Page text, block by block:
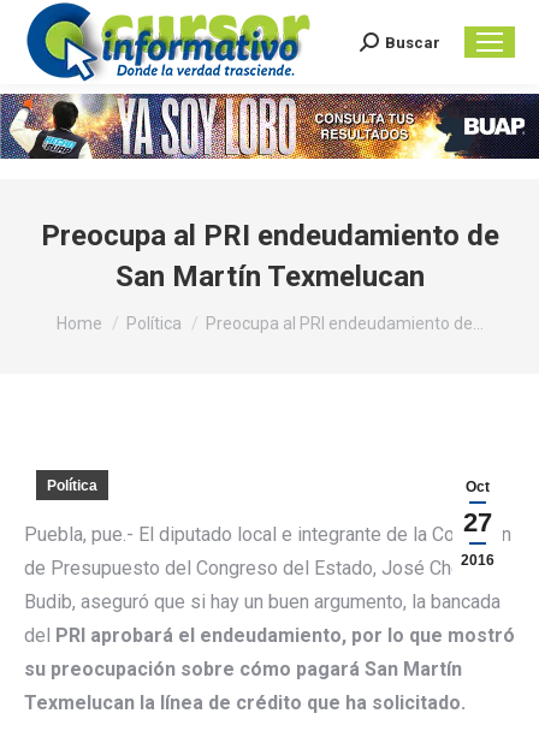
Search:
Buscar
Preocupa al PRI endeudamiento de
San Martín Texmelucan
You are here:
Home Política Preocupa al PRI endeudamiento de…
Oct
27
2016
Política
Puebla, pue.- El diputado local e integrante de la Comisión
de Presupuesto del Congreso del Estado, José Chedraui
Budib, aseguró que si hay un buen argumento, la bancada
del PRI aprobará el endeudamiento, por lo que mostró
su preocupación sobre cómo pagará San Martín
Texmelucan la línea de crédito que ha solicitado.